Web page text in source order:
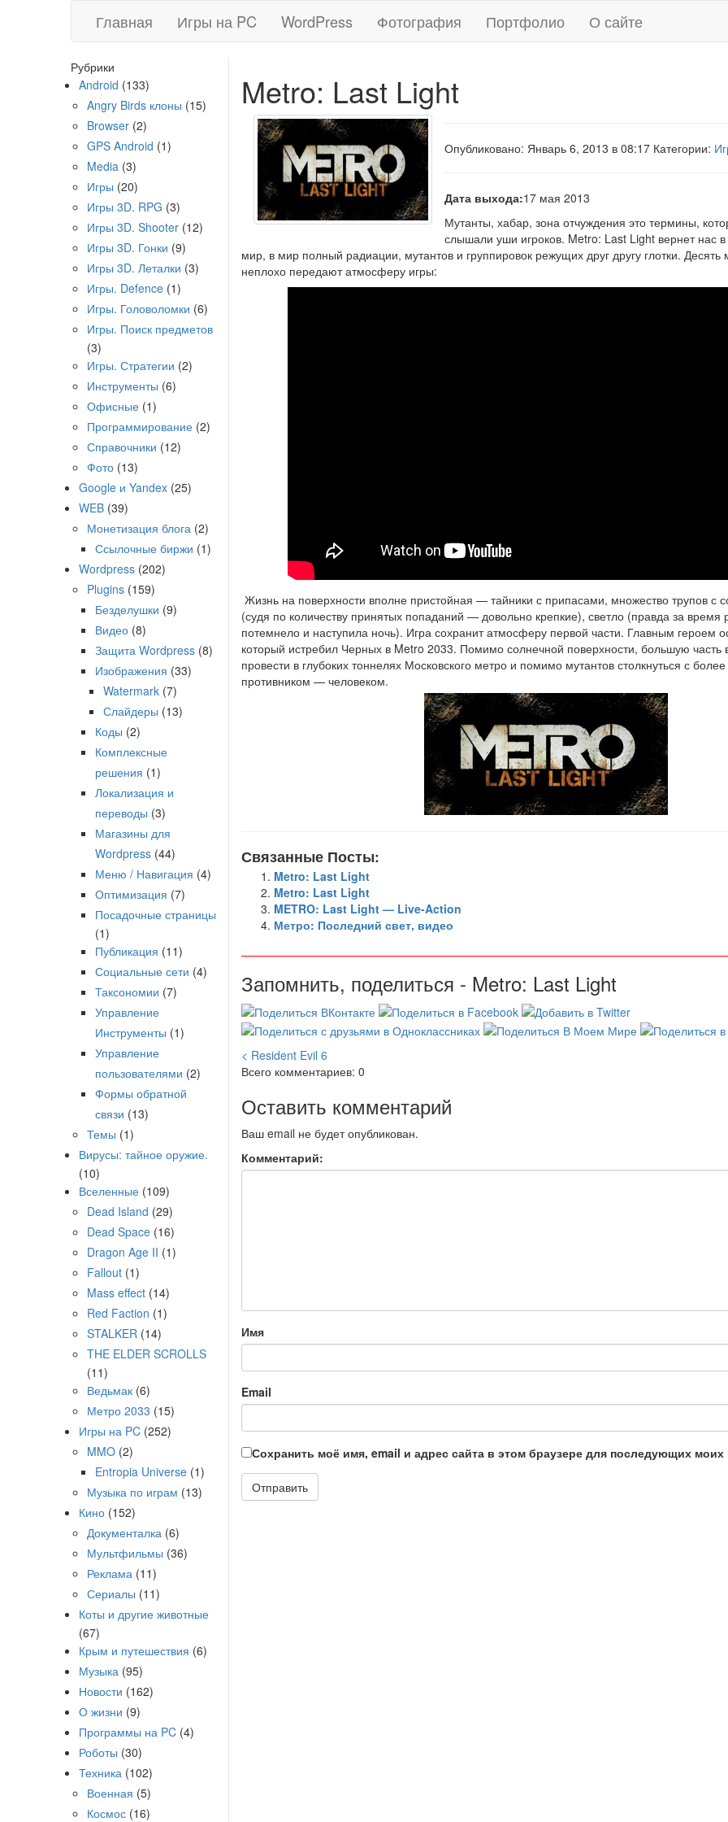
Главная Игры на PC WordPress Фотография Портфолио О сайте
Metro: Last Light
Опубликовано: Январь 6, 2013 в 08:17 Категории:
Дата выхода:17 мая 2013
Мутанты, хабар, зона отчуждения это термины,
слышали уши игроков. Metro: Last Light вернет нас в
мир, в мир полный радиации, мутантов и группировок режущих друг другу глотки. Десять
неплохо передают атмосферу игры:
Жизнь на поверхности вполне пристойная — тайники с припасами, множество трупов с
(судя по количеству принятых попаданий — довольно крепкие), светло (правда за время
потемнело и наступила ночь). Игра сохранит атмосферу первой части. Главным героем
который истребил Черных в Metro 2033. Помимо солнечной поверхности, большую часть
провести в глубоких тоннелях Московского метро и помимо мутантов столкнуться с
противником — человеком.
Связанные Посты:
Metro: Last Light
Metro: Last Light
METRO: Last Light — Live-Action
Метро: Последний свет, видео
Запомнить, поделиться - Metro: Last Light
< Resident Evil 6
Всего комментариев: 0
Оставить комментарий
Ваш email не будет опубликован.
Комментарий:
Имя
Email
Сохранить моё имя, email и адрес сайта в этом браузере для последующих моих
Рубрики
Android (133)
Angry Birds клоны (15)
Browser (2)
GPS Android (1)
Media (3)
Игры (20)
Игры 3D. RPG (3)
Игры 3D. Shooter (12)
Игры 3D. Гонки (9)
Игры 3D. Леталки (3)
Игры. Defence (1)
Игры. Головоломки (6)
Игры. Поиск предметов
(3)
Игры. Стратегии (2)
Инструменты (6)
Офисные (1)
Программирование (2)
Справочники (12)
Фото (13)
Google и Yandex (25)
WEB (39)
Монетизация блога (2)
Ссылочные биржи (1)
Wordpress (202)
Plugins (159)
Безделушки (9)
Видео (8)
Защита Wordpress (8)
Изображения (33)
Watermark (7)
Слайдеры (13)
Коды (2)
Комплексные
решения (1)
Локализация и
переводы (3)
Магазины для
Wordpress (44)
Меню / Навигация (4)
Оптимизация (7)
Посадочные страницы
(1)
Публикация (11)
Социальные сети (4)
Таксономии (7)
Управление
Инструменты (1)
Управление
пользователями (2)
Формы обратной
связи (13)
Темы (1)
Вирусы: тайное оружие.
(10)
Вселенные (109)
Dead Island (29)
Dead Space (16)
Dragon Age II (1)
Fallout (1)
Mass effect (14)
Red Faction (1)
STALKER (14)
THE ELDER SCROLLS
(11)
Ведьмак (6)
Метро 2033 (15)
Игры на PC (252)
MMO (2)
Entropia Universe (1)
Музыка по играм (13)
Кино (152)
Документалка (6)
Мультфильмы (36)
Реклама (11)
Сериалы (11)
Коты и другие животные
(67)
Крым и путешествия (6)
Музыка (95)
Новости (162)
О жизни (9)
Программы на PC (4)
Роботы (30)
Техника (102)
Военная (5)
Космос (16)